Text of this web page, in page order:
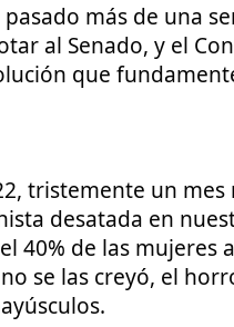
más de una
al Senado, y el
que
tristemente un
desatada en
40% de las mujeres
se las creyó, el